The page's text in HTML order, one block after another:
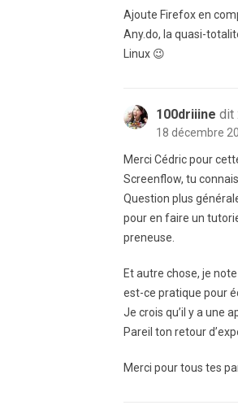
Ajoute Firefox en
Any.do, la quasi-
Linux 😉
100driiine dit :
18 décembre
Merci Cédric pour
Screenflow, tu
Question plus
pour en faire un
preneuse.
Et autre chose, je
est-ce pratique pour
Je crois qu’il y a une
Pareil ton retour
Merci pour tous tes